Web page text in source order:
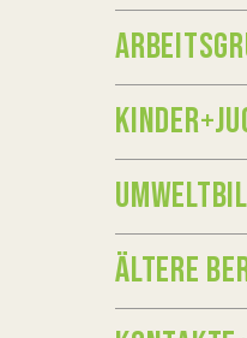
ÄLTERE